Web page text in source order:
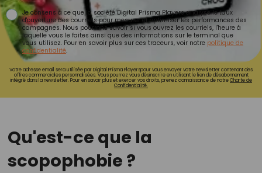
Je consens à ce que la société Digital Prisma Players analyse le taux
d'ouverture des courriels pour mesurer et optimiser les performances des
campagnes. Nous pourrons savoir si vous ouvrez les courriels, l'heure à
laquelle vous le faites ainsi que des informations sur le terminal que
vous utilisez. Pour en savoir plus sur ces traceurs, voir notre politique de
confidentialité.
Votre adresse email sera utilisée par Digital Prisma Playerspour vous envoyer votre newsletter contenant des
offres commerciales personnalisées. Vous pourrez vous désinscrire en utilisant le lien de désabonnement
intégré dans la newsletter. Pour en savoir plus et exercer vos droits, prenez connaissance de notreCharte de
Confidentialité.
Qu'est-ce que la
scopophobie ?